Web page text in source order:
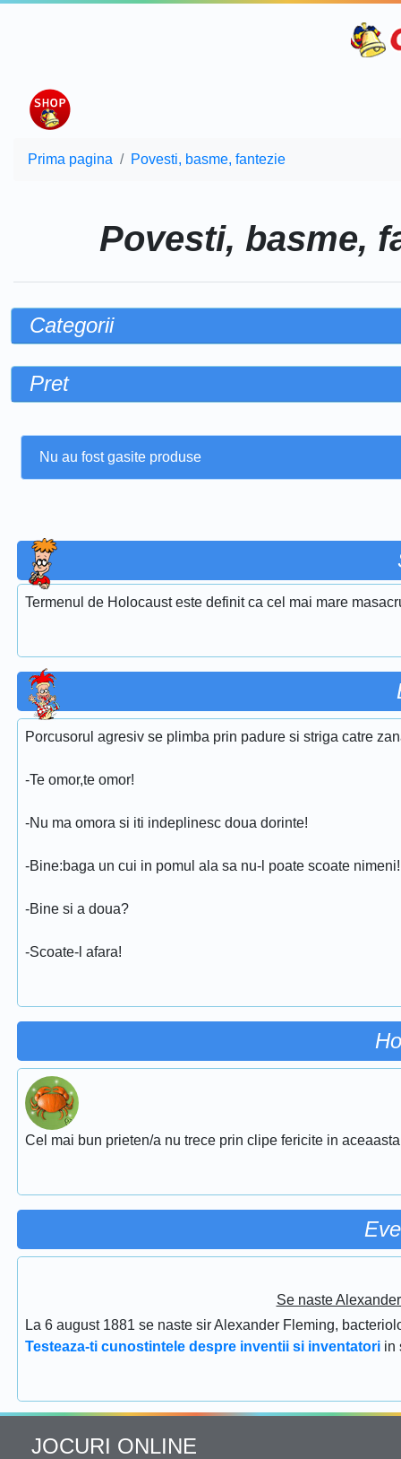
Prima pagina Povesti, basme, fantezie
Povesti, basme,
Categorii
Pret
Nu au fost gasite produse
Termenul de Holocaust este definit ca cel mai mare
Porcusorul agresiv se plimba prin padure si striga catre
-Te omor,te omor!
-Nu ma omora si iti indeplinesc doua dorinte!
-Bine:baga un cui in pomul ala sa nu-l poate scoate nimeni!
-Bine si a doua?
-Scoate-l afara!
Cel mai bun prieten/a nu trece prin clipe fericite in
Se naste
La 6 august 1881 se naste sir Alexander Fleming,
Testeaza-ti cunostintele despre inventii si inventatori in
JOCURI ONLINE